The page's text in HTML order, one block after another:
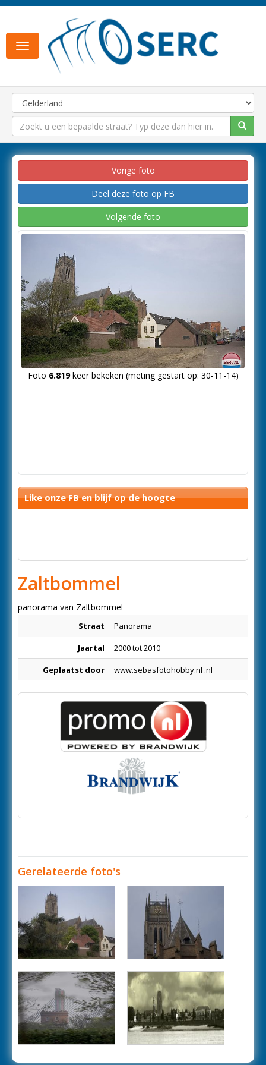
Toggle
navigation
Vorige foto
Deel deze foto op FB
Volgende foto
Foto 6.819keer bekeken (meting gestart op: 30-11-14)
Like onze FB en blijf op de hoogte
Zaltbommel
panorama van Zaltbommel
Straat Panorama
Jaartal 2000 tot 2010
Geplaatst door www.sebasfotohobby.nl .nl
Gerelateerde foto's